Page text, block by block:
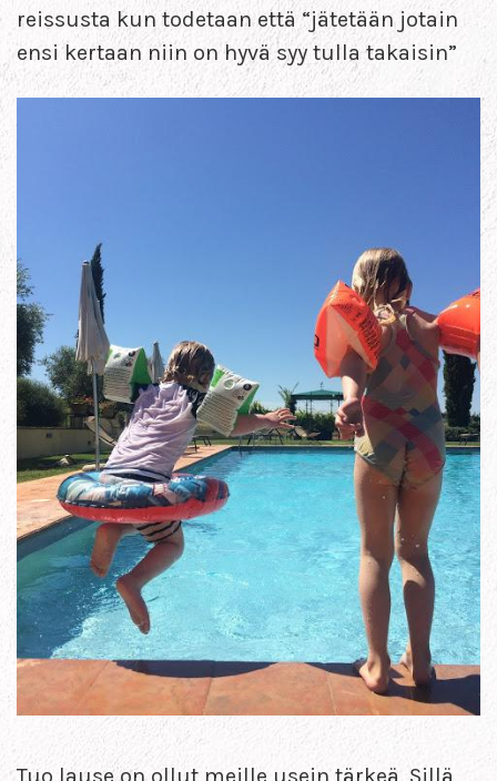
reissusta kun todetaan että “jätetään jotain
ensi kertaan niin on hyvä syy tulla takaisin”